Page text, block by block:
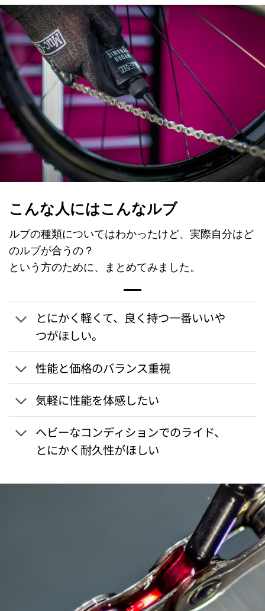
こんな人にはこんなルブ
ルブの種類についてはわかったけど、実際自分はど
のルブが合うの？
という方のために、まとめてみました。
とにかく軽くて、良く持つ一番いいや
つがほしい。
性能と価格のバランス重視
気軽に性能を体感したい
ヘビーなコンディションでのライド、
とにかく耐久性がほしい